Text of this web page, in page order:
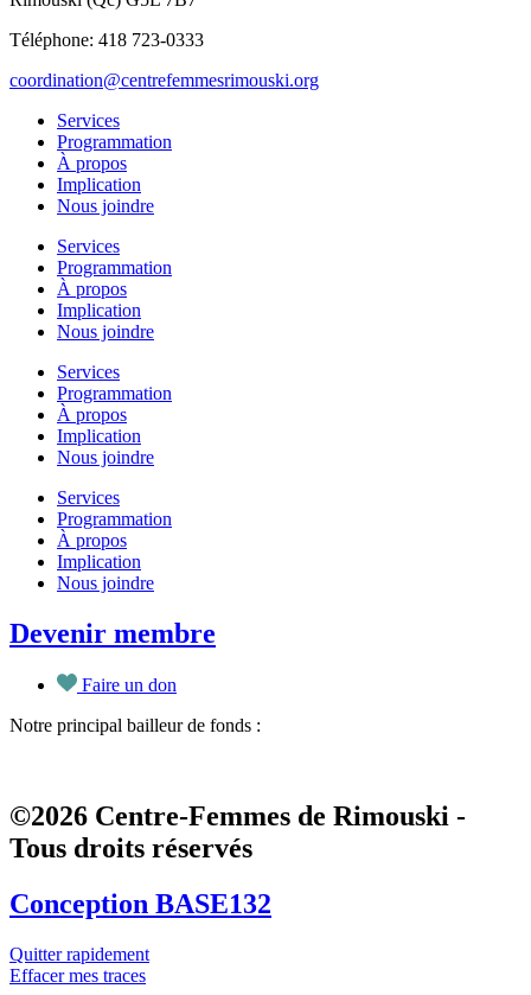
Téléphone: 418 723-0333
coordination@centrefemmesrimouski.org
Services
Programmation
À propos
Implication
Nous joindre
Services
Programmation
À propos
Implication
Nous joindre
Services
Programmation
À propos
Implication
Nous joindre
Services
Programmation
À propos
Implication
Nous joindre
Devenir membre
Faire un don
Notre principal bailleur de fonds :
©2026 Centre-Femmes de Rimouski -
Tous droits réservés
Conception BASE132
Quitter rapidement
Effacer mes traces